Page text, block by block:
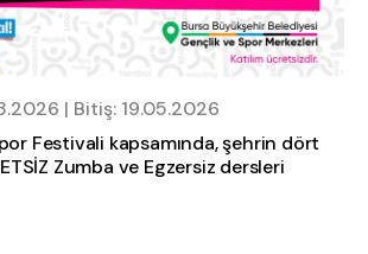
| Bitiş: 19.05.2026
Festivali kapsamında, şehrin dört
Zumba ve Egzersiz dersleri